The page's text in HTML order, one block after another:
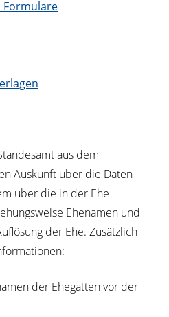
Formulare
aus dem
Auskunft über die Daten
über die in der Ehe
Ehenamen und
der Ehe. Zusätzlich
der Ehegatten vor der